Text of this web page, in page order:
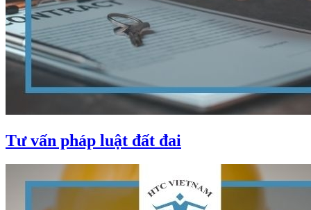
Tư vấn pháp luật đất đai